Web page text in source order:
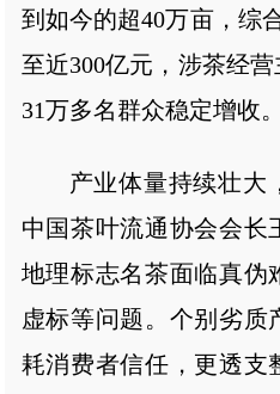
到如今的超40万亩，综
至近300亿元，涉茶经
31万多名群众稳定增收。
产业体量持续壮大
中国茶叶流通协会会长
地理标志名茶面临真伪
虚标等问题。个别劣质
耗消费者信任，更透支